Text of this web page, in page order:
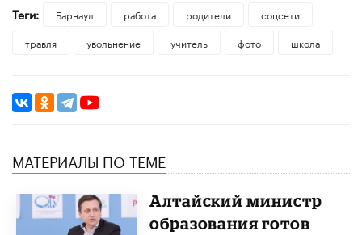
Теги: Барнаул работа родители
соцсети
травля
увольнение учитель фото школа
МАТЕРИАЛЫ ПО ТЕМЕ
Алтайский министр
образования готов